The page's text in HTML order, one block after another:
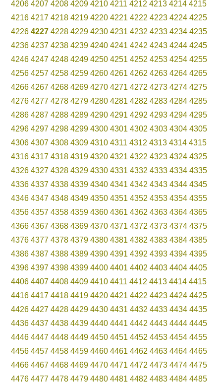
4206 4207 4208 4209 4210 4211 4212 4213 4214 4215
4216 4217 4218 4219 4220 4221 4222 4223 4224 4225
4226 4227 4228 4229 4230 4231 4232 4233 4234 4235
4236 4237 4238 4239 4240 4241 4242 4243 4244 4245
4246 4247 4248 4249 4250 4251 4252 4253 4254 4255
4256 4257 4258 4259 4260 4261 4262 4263 4264 4265
4266 4267 4268 4269 4270 4271 4272 4273 4274 4275
4276 4277 4278 4279 4280 4281 4282 4283 4284 4285
4286 4287 4288 4289 4290 4291 4292 4293 4294 4295
4296 4297 4298 4299 4300 4301 4302 4303 4304 4305
4306 4307 4308 4309 4310 4311 4312 4313 4314 4315
4316 4317 4318 4319 4320 4321 4322 4323 4324 4325
4326 4327 4328 4329 4330 4331 4332 4333 4334 4335
4336 4337 4338 4339 4340 4341 4342 4343 4344 4345
4346 4347 4348 4349 4350 4351 4352 4353 4354 4355
4356 4357 4358 4359 4360 4361 4362 4363 4364 4365
4366 4367 4368 4369 4370 4371 4372 4373 4374 4375
4376 4377 4378 4379 4380 4381 4382 4383 4384 4385
4386 4387 4388 4389 4390 4391 4392 4393 4394 4395
4396 4397 4398 4399 4400 4401 4402 4403 4404 4405
4406 4407 4408 4409 4410 4411 4412 4413 4414 4415
4416 4417 4418 4419 4420 4421 4422 4423 4424 4425
4426 4427 4428 4429 4430 4431 4432 4433 4434 4435
4436 4437 4438 4439 4440 4441 4442 4443 4444 4445
4446 4447 4448 4449 4450 4451 4452 4453 4454 4455
4456 4457 4458 4459 4460 4461 4462 4463 4464 4465
4466 4467 4468 4469 4470 4471 4472 4473 4474 4475
4476 4477 4478 4479 4480 4481 4482 4483 4484 4485